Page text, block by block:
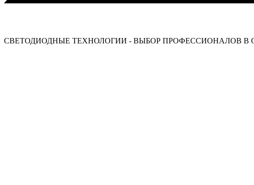
СВЕТОДИОДНЫЕ ТЕХНОЛОГИИ - ВЫБОР ПРОФЕССИОНАЛОВ В